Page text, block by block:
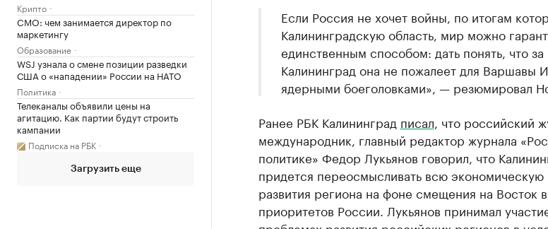
Крипто
CMO: чем занимается директор по
маркетингу
Образование
WSJ узнала о смене позиции разведки
США о «нападении» России на НАТО
Политика
Телеканалы объявили цены на
агитацию. Как партии будут строить
кампании
Подписка на РБК
Загрузить еще
Если Россия не хочет войны, по итогам
Калининградскую область, мир можно
единственным способом: дать понять, что
Калининград она не пожалеет для Варшавы
ядерными боеголовками», — резюмировал
Ранее РБК Калининград писал , что российский
международник, главный редактор журнала
политике» Федор Лукьянов говорил, что
придется переосмысливать всю экономическую
развития региона на фоне смещения на Восток
приоритетов России. Лукьянов принимал